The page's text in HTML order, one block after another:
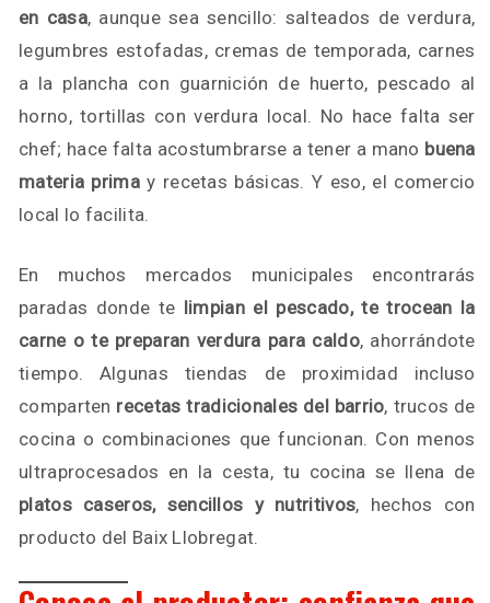
en casa, aunque sea sencillo: salteados de verdura,
legumbres estofadas, cremas de temporada, carnes
a la plancha con guarnición de huerto, pescado al
horno, tortillas con verdura local. No hace falta ser
chef; hace falta acostumbrarse a tener a mano buena
materia primay recetas básicas. Y eso, el comercio
local lo facilita.
En muchos mercados municipales encontrarás
paradas donde te limpian el pescado, te trocean la
carne o te preparan verdura para caldo, ahorrándote
tiempo. Algunas tiendas de proximidad incluso
comparten recetas tradicionales del barrio, trucos de
cocina o combinaciones que funcionan. Con menos
ultraprocesados en la cesta, tu cocina se llena de
platos caseros, sencillos y nutritivos, hechos con
producto del Baix Llobregat.